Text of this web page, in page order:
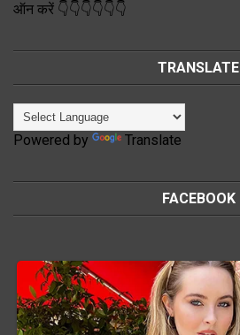
ऑन करें 👇👇👇👇👇👇
TRANSLATE
Powered by Translate
FACEBOOK